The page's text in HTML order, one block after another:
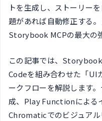
トを生成し、ストーリー
題があれば自動修正する。
Storybook MCPの最大の
この記事では、
Codeを組み合わせた「UI
ークフローを解説します
成、Play Functionによる
Chromaticでのビジュア